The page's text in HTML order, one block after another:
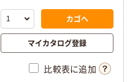
カゴへ
マイカタログ登録
比較表に追加